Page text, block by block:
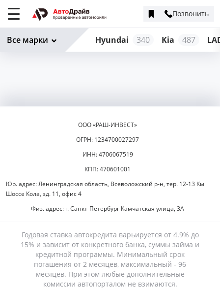
Позвонить
Hyundai 340 Kia 487
Все марки
ООО «РАШ-ИНВЕСТ»
ОГРН: 1234700027297
ИНН: 4706067519
КПП: 470601001
Юр. адрес: Ленинградская область, Всеволожский р-н, тер. 12-13 Км
Шоссе Кола, зд. 11, офис 4
Физ. адрес: г. Санкт-Петербург Камчатская улица, 3А
Годовая ставка автокредита варьируется от 4.9% до
15% и зависит от конкретного банка, суммы займа и
кредитной программы. Минимальный срок
погашения от 2 месяцев, максимальный - 96
месяцев. При этом любые дополнительные
комиссии автопорталом не взимаются.